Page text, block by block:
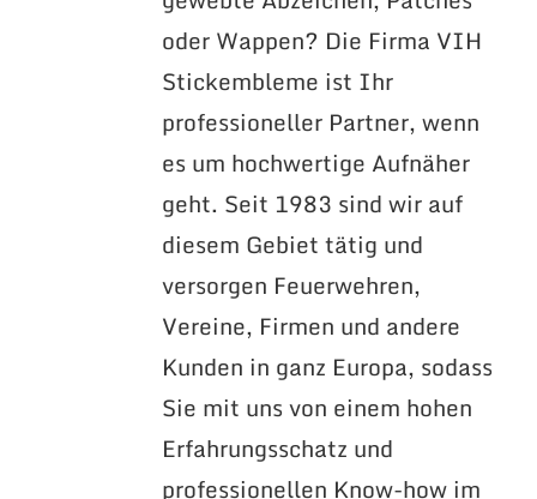
oder Wappen? Die Firma VIH
Stickembleme ist Ihr
professioneller Partner, wenn
es um hochwertige Aufnäher
geht. Seit 1983 sind wir auf
diesem Gebiet tätig und
versorgen Feuerwehren,
Vereine, Firmen und andere
Kunden in ganz Europa, sodass
Sie mit uns von einem hohen
Erfahrungsschatz und
professionellen Know-how im